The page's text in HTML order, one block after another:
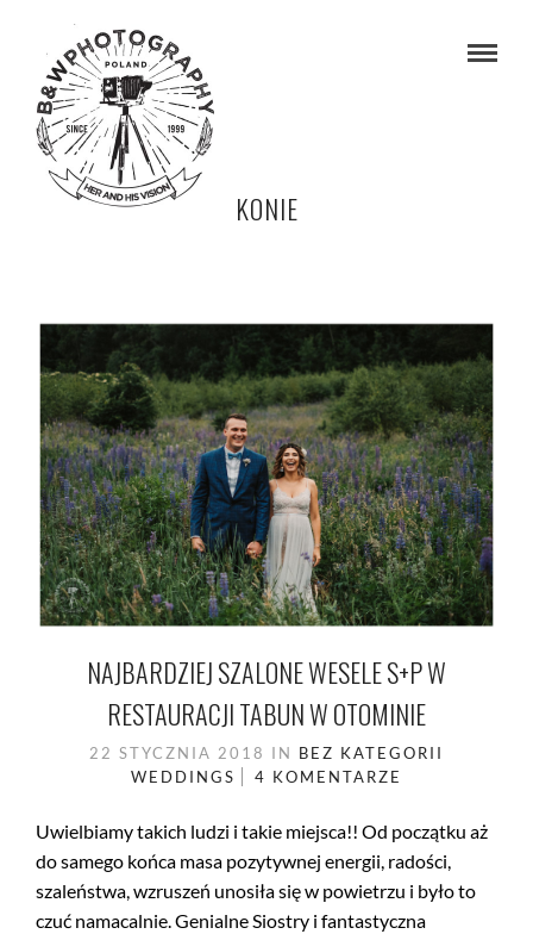
KONIE
NAJBARDZIEJ SZALONE WESELE S+P W
RESTAURACJI TABUN W OTOMINIE
22 STYCZNIA 2018 IN BEZ KATEGORII
WEDDINGS
4 KOMENTARZE
Uwielbiamy takich ludzi i takie miejsca!! Od początku aż
do samego końca masa pozytywnej energii, radości,
szaleństwa, wzruszeń unosiła się w powietrzu i było to
czuć namacalnie. Genialne Siostry i fantastyczna